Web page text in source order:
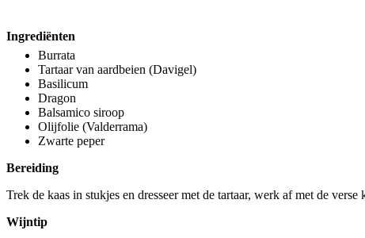
Ingrediënten
Burrata
Tartaar van aardbeien (Davigel)
Basilicum
Dragon
Balsamico siroop
Olijfolie (Valderrama)
Zwarte peper
Bereiding
Trek de kaas in stukjes en dresseer met de tartaar, werk af met de
Wijntip